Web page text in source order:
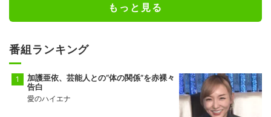
もっと見る
番組ランキング
加護亜依、芸能人との“体の関係”を赤裸々
告白
愛のハイエナ